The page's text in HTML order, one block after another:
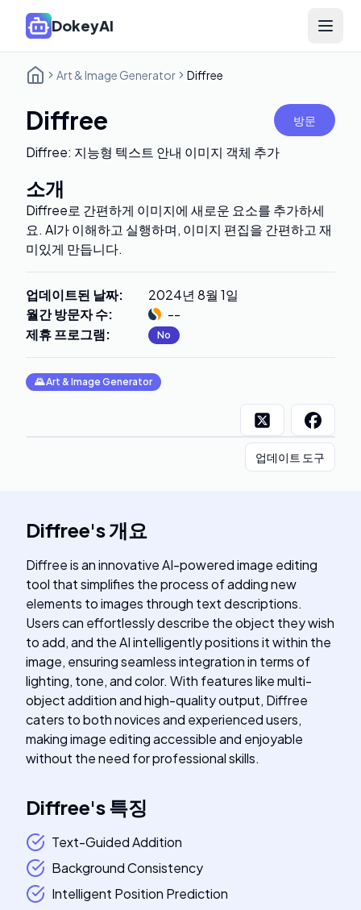
DokeyAI Open
Art & Image Generator Diffree
Diffree 방문
Diffree: 지능형 텍스트 안내 이미지 객체 추가
소개
Diffree로 간편하게 이미지에 새로운 요소를 추가하세
요. AI가 이해하고 실행하며, 이미지 편집을 간편하고 재
미있게 만듭니다.
업데이트된 날짜:
2024년 8월 1일
월간 방문자 수:
--
제휴 프로그램: No
🌄Art & Image Generator
업데이트 도구
Diffree's개요
Diffree is an innovative AI-powered image editing
tool that simplifies the process of adding new
elements to images through text descriptions.
Users can effortlessly describe the object they wish
to add, and the AI intelligently positions it within the
image, ensuring seamless integration in terms of
lighting, tone, and color. With features like multi-
object addition and high-quality output, Diffree
caters to both novices and experienced users,
making image editing accessible and enjoyable
without the need for professional skills.
Diffree's특징
Text-Guided Addition
Background Consistency
Intelligent Position Prediction